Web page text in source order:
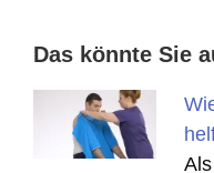
Das könnte Sie